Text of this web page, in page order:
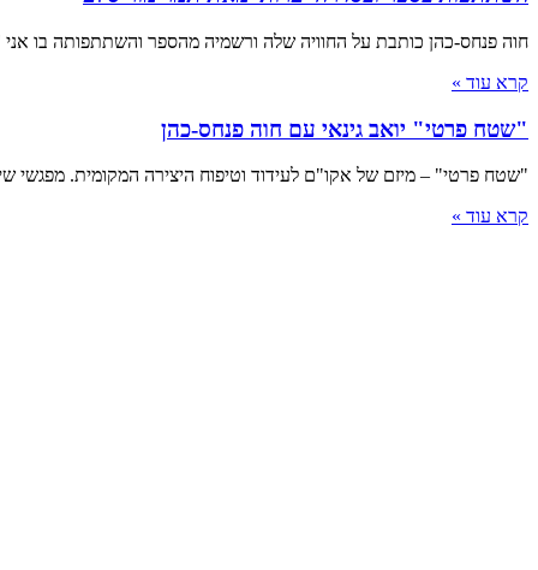
חוה פנחס-כהן כותבת על החוויה שלה ורשמיה מהספר והשתתפותה בו
קרא עוד »
"שטח פרטי" יואב גינאי עם חוה פנחס-כהן
"שטח פרטי" – מיזם של אקו"ם לעידוד וטיפוח היצירה המקומית. מפגשי שיח
קרא עוד »